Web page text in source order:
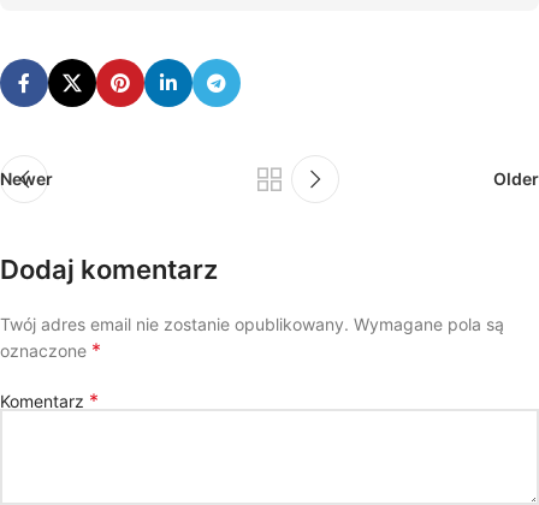
Newer Older
Dodaj komentarz
Twój adres email nie zostanie opublikowany. Wymagane pola są
oznaczone *
Komentarz *